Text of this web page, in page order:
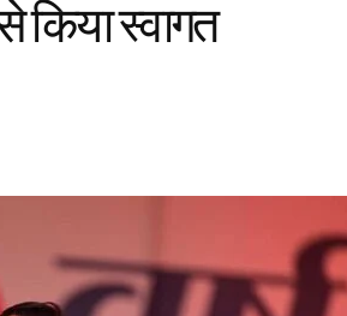
किया स्वागत